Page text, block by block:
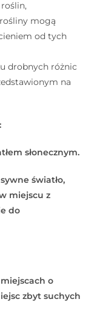
mogą
od tych
drobnych różnic
na
słonecznym.
światło,
miejscu z
do
o
zbyt suchych